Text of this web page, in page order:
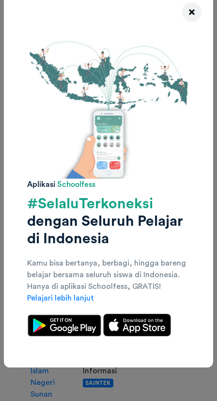
Negeri
Sunan
Ampel
Surabaya
SOSIOLOGI
SOSHUM
Islam
Negeri
Ampel
SOSHUM
Universitas
Islam
Negeri
Ampel
Surabaya
Ilmu
Komunikasi
SOSHUM
567
Islam
Negeri
Sunan
Informasi
SAINTEK
×
Aplikasi Schoolfess
#SelaluTerkoneksi
dengan Seluruh Pelajar
di Indonesia
Kamu bisa bertanya, berbagi, hingga bareng
belajar bersama seluruh siswa di Indonesia.
Hanya di aplikasi Schoolfess, GRATIS!
Pelajari lebih lanjut